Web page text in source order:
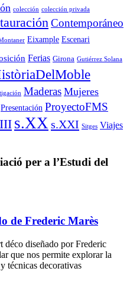
colección colección privada
Contemporáneo
Eixample Escenari
Ferias Girona Gutiérrez Solana
Maderas Mujeres
Presentación ProyectoFMS
s.XX s.XXI Sitges Viajes
per a l’Estudi del
de Frederic Marès
déco diseñado por Frederic
que nos permite explorar la
técnicas decorativas